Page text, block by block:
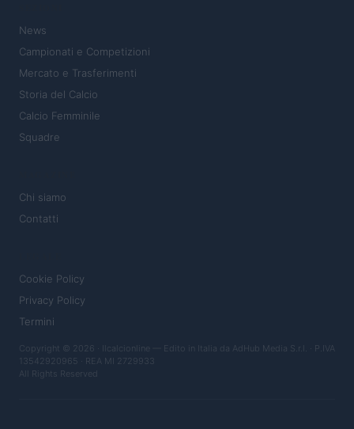
News
Campionati e Competizioni
Mercato e Trasferimenti
Storia del Calcio
Calcio Femminile
Squadre
Chi siamo
Contatti
Cookie Policy
Privacy Policy
Termini
Copyright © 2026 · Ilcalcionline — Edito in Italia da AdHub Media S.r.l. · P.IVA
13542920965 · REA MI 2729933
All Rights Reserved